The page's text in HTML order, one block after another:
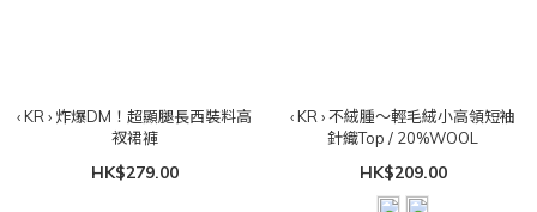
‹ KR › 炸爆DM！超顯腿長西裝料高
衩裙褲
HK$279.00
‹ KR › 不絨腫～輕毛絨小高領短袖
針織Top / 20%WOOL
HK$209.00